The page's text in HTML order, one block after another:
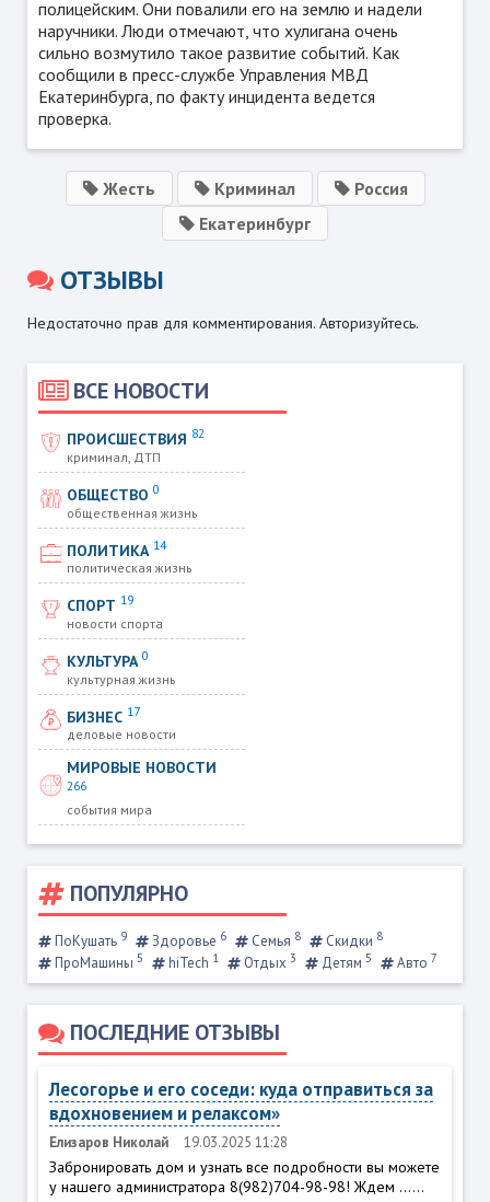
ВСЕ НОВОСТИ
ПРОИСШЕСТВИЯ 82
криминал, ДТП
ОБЩЕСТВО0
общественная жизнь
ПОЛИТИКА 14
политическая жизнь
СПОРТ 19
новости спорта
КУЛЬТУРА0
культурная жизнь
БИЗНЕС 17
деловые новости
МИРОВЫЕ НОВОСТИ
266
события мира
ПОПУЛЯРНО
ПоКушать 9 Здоровье 6 Семья 8 Скидки 8
ПроМашины 5 hiTech 1 Отдых 3 Детям 5 Авто 7
ПОСЛЕДНИЕ ОТЗЫВЫ
Лесогорье и его соседи: куда отправиться за
вдохновением и релаксом»
Елизаров Николай 19.03.2025 11:28
Забронировать дом и узнать все подробности вы можете
у нашего администратора 8(982)704-98-98! Ждем ......
полицейским. Они повалили его на землю и надели
наручники. Люди отмечают, что хулигана очень
сильно возмутило такое развитие событий. Как
сообщили в пресс-службе Управления МВД
Екатеринбурга, по факту инцидента ведется
проверка.
Жесть Криминал
Россия
Екатеринбург
ОТЗЫВЫ
Недостаточно прав для комментирования. Авторизуйтесь.